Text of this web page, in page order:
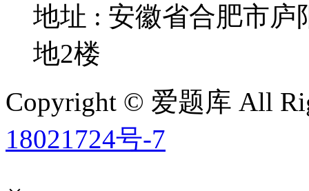
地址 : 安徽省合肥市
地2楼
Copyright © 爱题库 All
18021724号-7